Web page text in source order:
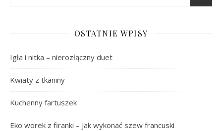
OSTATNIE WPISY
Igła i nitka – nierozłączny duet
Kwiaty z tkaniny
Kuchenny fartuszek
Eko worek z firanki – Jak wykonać szew francuski